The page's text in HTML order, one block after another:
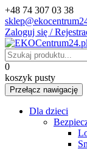
+48 74 307 03 38
Zaloguj się /
0
koszyk pusty
Przełącz nawigację
Dla dzieci